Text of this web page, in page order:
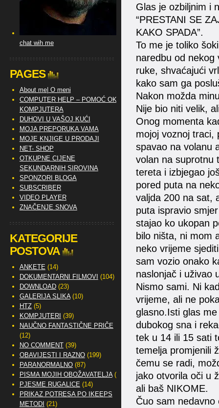
Glas je ozbiljnim i
“PRESTANI SE
KAKO SPADA”.
To me je toliko
naredbu od nekog
ruke, shvaćajući
kako sam ga
Nakon možda
Nije bio niti velik,
Onog momenta
mojoj voznoj traci,
spavao na volanu
volan na suprotnu
tereta i izbjegao
pored puta na
valjda 200 na sat,
puta ispravio
stajao ko ukopan
bilo ništa, ni mom
neko vrijeme
sam vozio onako
naslonjač i uživao
Nismo sami. Ni
vrijeme, ali ne
glasno.Isti glas
dubokog sna i
tek u 14 ili 15 sati
temelja promjenili
čemu se radi,
jako otvorila oči u
ali baš NIKOME.
Čuo sam
chat wih me
PAGES
About me| O meni
COMPUTER HELP – POMOĆ OKO
KOMPJUTERA
DUHOVI U VAŠOJ KUĆI
MOJA PREPORUKA VAMA
MOJE KNJIGE U PRODAJI
NET- SHOP
OTKUPNE CIJENE
SEKUNDARNIH SIROVINA
SPONZORI BLOGA
SUBSCRIBER
VIDEO PLAYER
ZNAČENJE SNOVA
KATEGORIJE
POSTOVA
ANKETE (14)
DOKUMENTARNI FILMOVI (104)
DOWNLOAD(23)
GALERIJA SLIKA(10)
HTZ(5)
KOMPJUTERI (39)
NAUČNO FANTASTIČNE PRIČE
(12)
NO COMMENT(39)
OBAVIJESTI I RAZNO(199)
PARANORMALNO(87)
PISMA MOJIH OBOŽAVATELJA(2)
PJESME RUGALICE (14)
PRIKAZ POTRESA PO IKEEPS
METODI (21)